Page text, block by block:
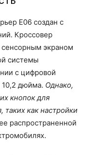
E06 создан с
Кроссовер
экраном
системы
с цифровой
дюйма. Однако,
кнопок для
таких как настройки
распространенной